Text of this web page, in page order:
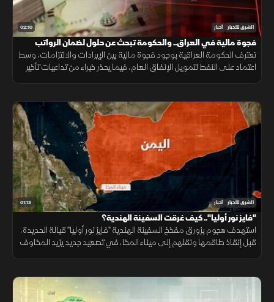
02:10 الشرق للأخبار أخبار
فجوة مالية في العراق.. والحكومة تبحث عن حلول لضمان الرواتب
تعترف الحكومة العراقية بوجود فجوة مالية بين الإيرادات والالتزامات، وسط
اعتماد على النفط لتمويل الإنفاق العام، فيما يحذر خبراء من تداعيات تأخير
01:13 الشرق للأخبار أخبار
"فايز نور أوليا".. كيف غرقت السفينة الهندية؟
استهدف هجوم بزورق مفخخ السفينة الهندية "فايز نور أوليا" قبالة الحديدة،
قبل إنقاذ طاقمها ونقلهم إلى ميناء المخا، في تصعيد جديد يزيد المخاوف